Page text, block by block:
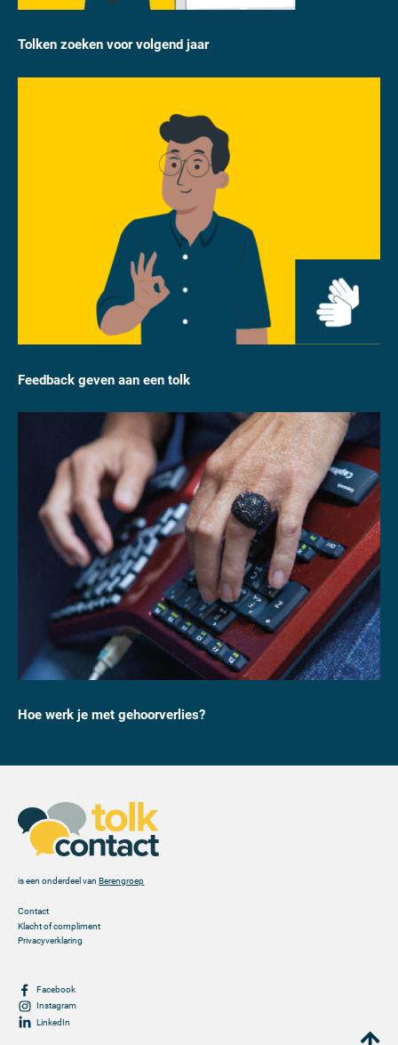
Tolken zoeken voor volgend jaar
Feedback geven aan een tolk
Hoe werk je met gehoorverlies?
is een onderdeel vanBerengroep
Contact
Klacht of compliment
Privacyverklaring
Facebook
Instagram
LinkedIn